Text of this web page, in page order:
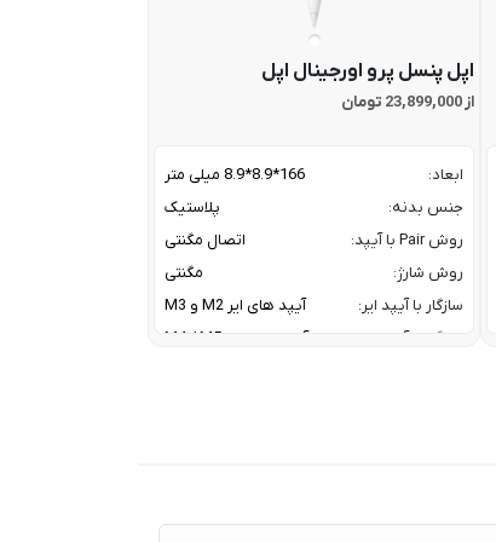
اپل پنسل پرو اورجینال اپل
از 23,899,000 تومان
ابعاد:
166*8.9*8.9 میلی متر
جنس بدنه:
پلاستیک
روش Pair با آیپد:
اتصال مگنتی
روش شارژ:
مگنتی
سازگار با آیپد ایر:
آیپد های ایر M2 و M3
سازگار با آیپد پرو:
آیپد پرو های M4 / M5